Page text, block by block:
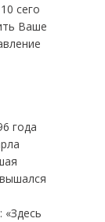
сего
Ваше
года
«Здесь